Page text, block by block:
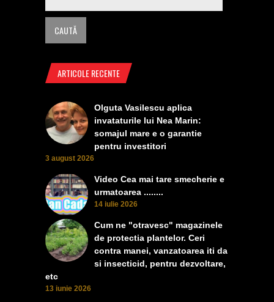
ARTICOLE RECENTE
Olguta Vasilescu aplica
invataturile lui Nea Marin:
somajul mare e o garantie
pentru investitori
3 august 2026
Video Cea mai tare smecherie e
urmatoarea ........
14 iulie 2026
Cum ne "otravesc" magazinele
de protectia plantelor. Ceri
contra manei, vanzatoarea iti da
si insecticid, pentru dezvoltare,
etc
13 iunie 2026